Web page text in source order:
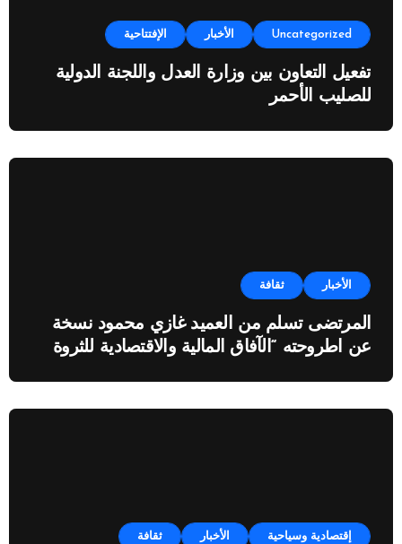
Uncategorized الأخبار الإفتتاحية
تفعيل التعاون بين وزارة العدل واللجنة الدولية
للصليب الأحمر
الأخبار ثقافة
المرتضى تسلم من العميد غازي محمود نسخة
عن اطروحته “الآفاق المالية والاقتصادية للثروة
إقتصادية وسياحية الأخبار ثقافة